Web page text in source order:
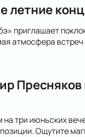
летние
приглашает
атмосфера
Пресняков
три июньских
Ощутите